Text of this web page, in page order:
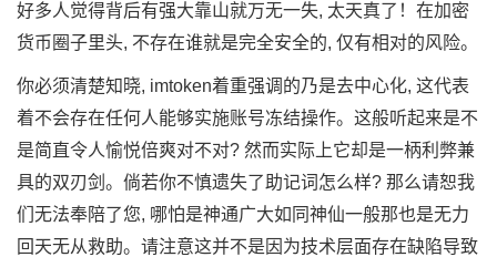
好多人觉得背后有强大靠山就万无一失, 太天真了！在加密
货币圈子里头, 不存在谁就是完全安全的, 仅有相对的风险。
你必须清楚知晓, imtoken着重强调的乃是去中心化, 这代表
着不会存在任何人能够实施账号冻结操作。这般听起来是不
是简直令人愉悦倍爽对不对? 然而实际上它却是一柄利弊兼
具的双刃剑。倘若你不慎遗失了助记词怎么样? 那么请恕我
们无法奉陪了您, 哪怕是神通广大如同神仙一般那也是无力
回天无从救助。请注意这并不是因为技术层面存在缺陷导致